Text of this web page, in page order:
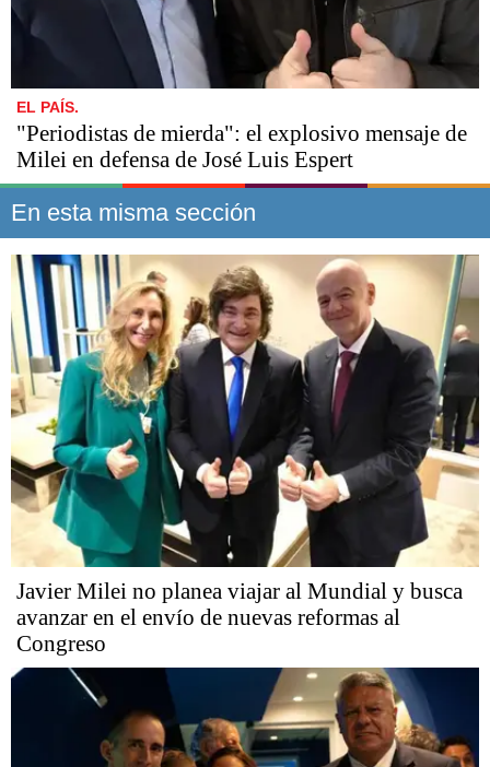
EL PAÍS.
"Periodistas de mierda": el explosivo mensaje de
Milei en defensa de José Luis Espert
En esta misma sección
Javier Milei no planea viajar al Mundial y busca
avanzar en el envío de nuevas reformas al
Congreso